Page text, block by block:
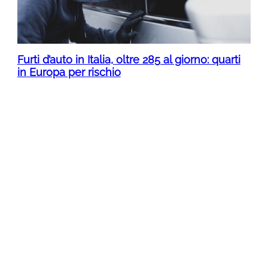
Furti d’auto in Italia, oltre 285 al giorno: quarti
in Europa per rischio